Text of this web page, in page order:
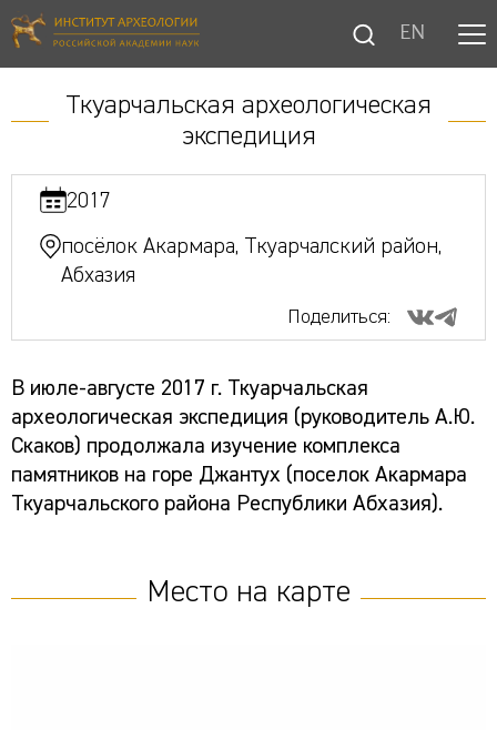
EN
Ткуарчальская археологическая
экспедиция
2017
посёлок Акармара, Ткуарчалский район,
Абхазия
Поделиться:
В июле-августе 2017 г. Ткуарчальская
археологическая экспедиция (руководитель А.Ю.
Скаков) продолжала изучение комплекса
памятников на горе Джантух (поселок Акармара
Ткуарчальского района Республики Абхазия).
Место на карте